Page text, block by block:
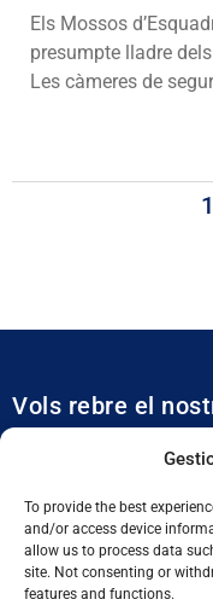
To provide the best
and/or access device
allow us to process data
site. Not consenting or
features and functions.
Els Mossos
presumpte lladre
Les càmeres de
1
Vols rebre el